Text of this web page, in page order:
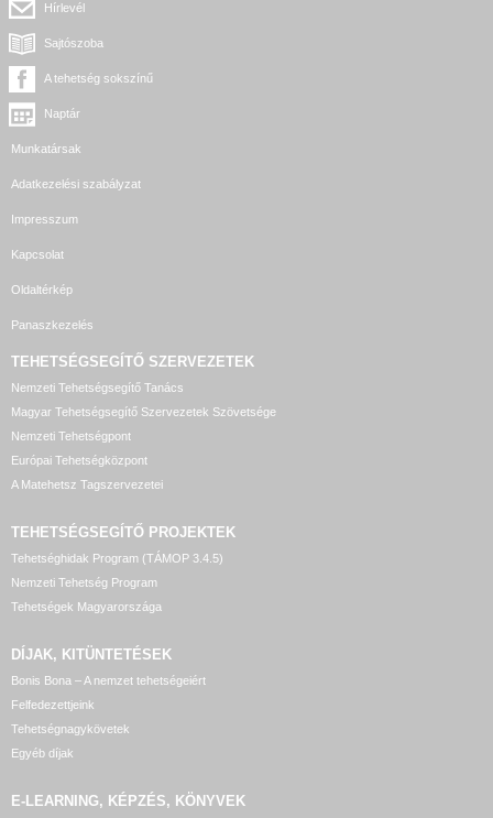
Hírlevél
Sajtószoba
A tehetség sokszínű
Naptár
Munkatársak
Adatkezelési szabályzat
Impresszum
Kapcsolat
Oldaltérkép
Panaszkezelés
TEHETSÉGSEGÍTŐ SZERVEZETEK
Nemzeti Tehetségsegítő Tanács
Magyar Tehetségsegítő Szervezetek Szövetsége
Nemzeti Tehetségpont
Európai Tehetségközpont
A Matehetsz Tagszervezetei
TEHETSÉGSEGÍTŐ PROJEKTEK
Tehetséghidak Program (TÁMOP 3.4.5)
Nemzeti Tehetség Program
Tehetségek Magyarországa
DÍJAK, KITÜNTETÉSEK
Bonis Bona – A nemzet tehetségeiért
Felfedezettjeink
Tehetségnagykövetek
Egyéb díjak
E-LEARNING, KÉPZÉS, KÖNYVEK